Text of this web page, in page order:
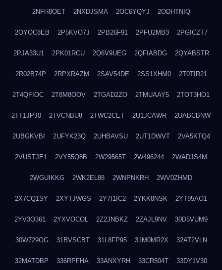
2NFH8OET 2NXDJSMA 2OC6YQYJ 2ODHTNIQ
2OYOC8EB 2P5KVO7J 2PB26F91 2PFU2MB3 2PGICZT7
2PJA33U1 2PK01RCU 2Q6V9UEG 2QFIABDG 2QYABSTR
2R02B74P 2RPXRAZM 2SAV54DE 2SS1XHM0 2T0TIR21
2T4QFIOC 2T8M8OOV 2TGAD2ZO 2TMUAAY5 2TOT3HO1
2TT1JPJ0 2TVCNBU8 2TWC2CET 2U1JCAWR 2UABCBNW
2UBGKVBI 2UFYK23Q 2UHBAVSU 2UT1DWVT 2VA5KTQ4
2VUSTJE1 2VY55Q8B 2W29565T 2W496244 2WADJS4M
2WGUIKKG 2WK2EL88 2WNPNKRH 2WV0ZHMD
2X7CQ1SY 2XYTJWGS 2Y7I1IC2 2YKK8NSK 2YT95AO1
2YV3O361 2YXVOCOL 2Z2JNBKZ 2ZAJL9NV 30D5VUM9
30W729OG 31BVSCBT 31L8FP95 31M0MR2X 32AT2VLN
32MATDBP 336RPFHA 33ANXYRH 33CR504T 33DY1V30